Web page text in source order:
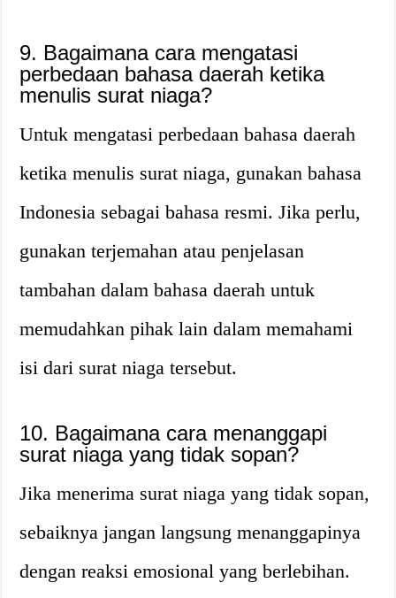
9. Bagaimana cara mengatasi
perbedaan bahasa daerah ketika
menulis surat niaga?
Untuk mengatasi perbedaan bahasa daerah
ketika menulis surat niaga, gunakan bahasa
Indonesia sebagai bahasa resmi. Jika perlu,
gunakan terjemahan atau penjelasan
tambahan dalam bahasa daerah untuk
memudahkan pihak lain dalam memahami
isi dari surat niaga tersebut.
10. Bagaimana cara menanggapi
surat niaga yang tidak sopan?
Jika menerima surat niaga yang tidak sopan,
sebaiknya jangan langsung menanggapinya
dengan reaksi emosional yang berlebihan.